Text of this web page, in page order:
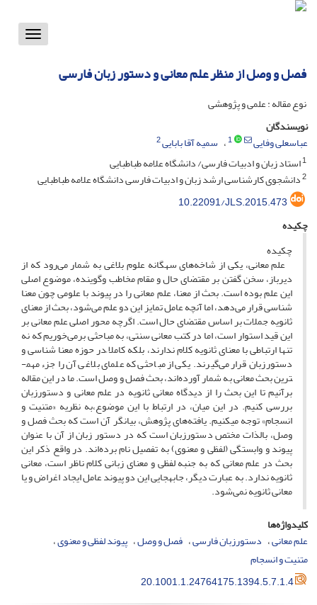
Toggle
فصل و وصل از منظر علم معانی و دستور زبان فارسی
نوع مقاله : علمی و پژوهشی
نویسندگان
عباسعلی وفایی
1 سمیه آقا بابایی2
1استاد زبان و ادبیات فارسی/ دانشگاه علامه طباطبایی
2دانشجوی کارشناسی ارشد زبان و ادبیات فارسی دانشگاه علامه طباطبایی
10.22091/JLS.2015.473
چکیده
چکیده
علم معانی، یکی از شاخه‌های سه­گانه‌ علوم بلاغی به شمار می‌رود که از
دیرباز، سخن گفتن بر مقتضای حال و مقام مخاطب وگوینده، موضوع اصلی
این علم بوده است. بحث از معنا، علم معانی را در پیوند با علومی چون معنا
شناسی قرار می‌دهد، اما آنچه عامل تمایز این دو علم می‌شود، بحث از معنای
ثانویه جملات بر اساس مقتضای حال است. اگرچه محور اصلی علم معانی بر
این قید استوار است، اما در کتب معانی سنتی، به مباحثی برمی‌خوریم که نه
تنها ارتباطی با معنای ثانویه کلام ندارند، بلکه کاملا ًدر حوزه معنا شناسی و
دستورزبان قرار می‌گیرند. یکی از مباحثی که علمای بلاغی آن را جزء مهم­
ترین بحث معانی به شمار آورده‌اند، بحث فصل و وصل است. ما در این مقاله
برآنیم تا این بحث را از دیدگاه معانی ثانویه در علم معانی و دستورزبان
بررسی کنیم. در این میان، در ارتباط با این موضوع،به نظریه «متنیت و
انسجام» توجه می­کنیم. یافته‌های پژوهش، بیانگر آن است که بحث فصل و
وصل، بالذات مختص دستورزبان است که در دستور زبان از آن با عنوان
پیوند و وابستگی (لفظی و معنوی) به تفصیل نام برده‌اند. در واقع ذکر این
بحث در علم معانی که به جنبه لفظی و معنای زبانی کلام ناظر است، معانی
ثانویه ندارد. به عبارت دیگر، جابه­جایی این دو پیوند عامل ایجاد اغراض و یا
معانی ثانویه نمی‌شود.
کلیدواژه‌ها
علم معانی دستورزبان فارسی فصل و وصل پیوند لفظی و معنوی
متنیت و انسجام
20.1001.1.24764175.1394.5.7.1.4